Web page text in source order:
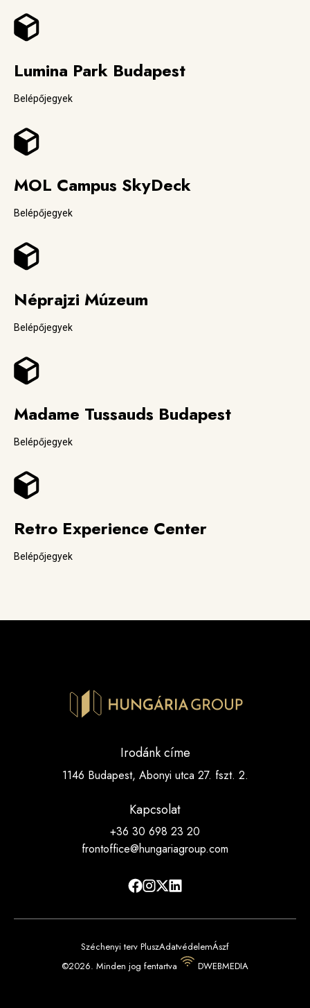
Lumina Park Budapest
Belépőjegyek
MOL Campus SkyDeck
Belépőjegyek
Néprajzi Múzeum
Belépőjegyek
Madame Tussauds Budapest
Belépőjegyek
Retro Experience Center
Belépőjegyek
Irodánk címe
1146 Budapest, Abonyi utca 27. fszt. 2.
Kapcsolat
+36 30 698 23 20
frontoffice@hungariagroup.com
©2026. Minden jog fentartva DWEBMEDIA
Széchenyi terv PluszAdatvédelemÁszf